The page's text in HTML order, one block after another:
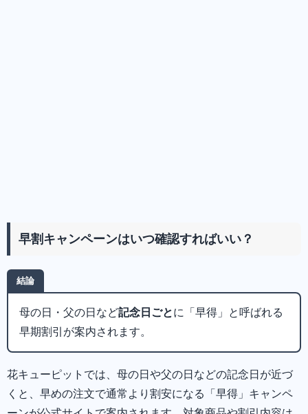
早割キャンペーンはいつ確認すればいい？
結論
母の日・父の日など記念日ごとに「早得」と呼ばれる
早期割引が案内されます。
花キューピットでは、母の日や父の日などの記念日が近づ
くと、早めの注文で通常より割安になる「早得」キャンペ